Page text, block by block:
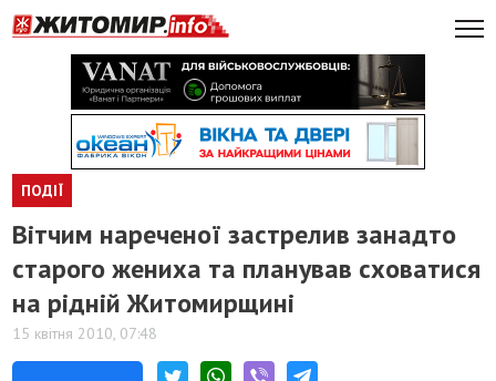
ПОДІЇ
Вітчим нареченої застрелив занадто
старого жениха та планував сховатися
на рідній Житомирщині
15 квітня 2010, 07:48